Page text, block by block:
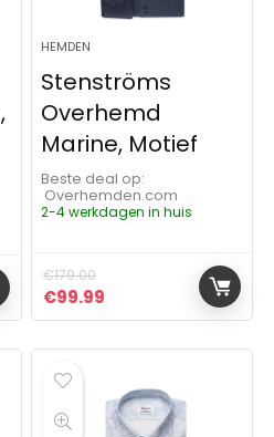
HEMDEN
Stenströms
Overhemd
Marine, Motief
Beste deal op:
Overhemden.com
2-4 werkdagen in huis
€179.00
Oorspronkelijke prijs was:
€99.99 Huidige prijs is: